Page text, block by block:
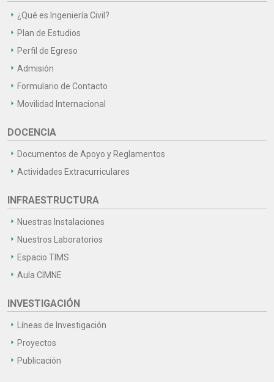
¿Qué es Ingeniería Civil?
Plan de Estudios
Perfil de Egreso
Admisión
Formulario de Contacto
Movilidad Internacional
DOCENCIA
Documentos de Apoyo y Reglamentos
Actividades Extracurriculares
INFRAESTRUCTURA
Nuestras Instalaciones
Nuestros Laboratorios
Espacio TIMS
Aula CIMNE
INVESTIGACIÓN
Líneas de Investigación
Proyectos
Publicación